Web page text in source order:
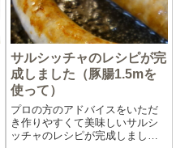
サルシッチャのレシピが完
成しました（豚腸1.5mを
使って）
プロの方のアドバイスをいただ
き作りやすくて美味しいサルシ
ッチャのレシピが完成しまし